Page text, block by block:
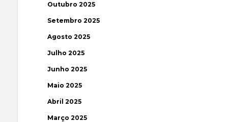
Outubro 2025
Setembro 2025
Agosto 2025
Julho 2025
Junho 2025
Maio 2025
Abril 2025
Março 2025